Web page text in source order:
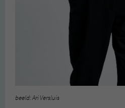
beeld: Ari Versluis